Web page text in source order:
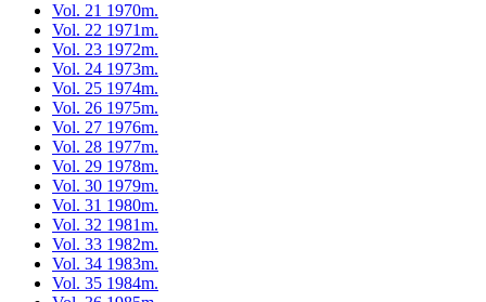
Vol. 21 1970m.
Vol. 22 1971m.
Vol. 23 1972m.
Vol. 24 1973m.
Vol. 25 1974m.
Vol. 26 1975m.
Vol. 27 1976m.
Vol. 28 1977m.
Vol. 29 1978m.
Vol. 30 1979m.
Vol. 31 1980m.
Vol. 32 1981m.
Vol. 33 1982m.
Vol. 34 1983m.
Vol. 35 1984m.